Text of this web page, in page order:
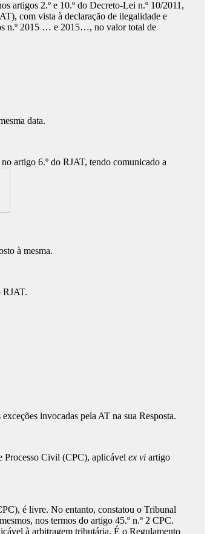
artigos 2.º e 10.º do Decreto-Lei n.º 10/2011,
com vista à declaração de ilegalidade e
n.º 2015 … e 2015…, no valor total de
data.
artigo 6.º do RJAT, tendo comunicado a
à mesma.
RJAT.
invocadas pela AT na sua Resposta.
Processo Civil (CPC), aplicável ex vi artigo
é livre. No entanto, constatou o Tribunal
nos termos do artigo 45.º n.º 2 CPC.
à arbitragem tributária. É o Regulamento